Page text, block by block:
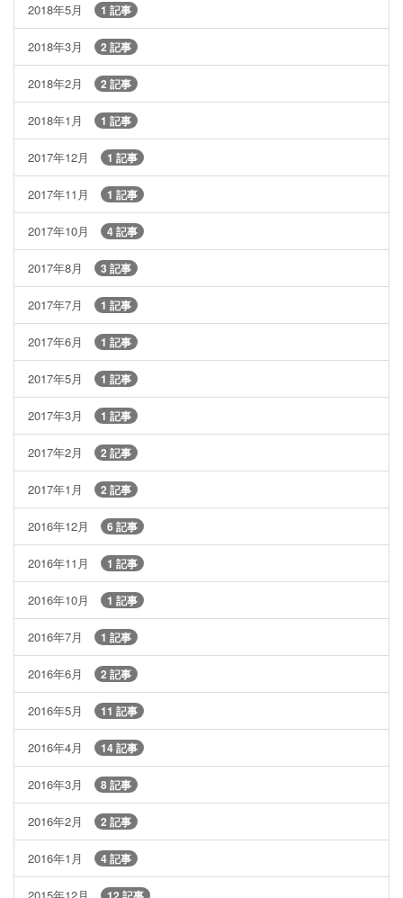
2018年5月 1 記事
2018年3月 2 記事
2018年2月 2 記事
2018年1月 1 記事
2017年12月 1 記事
2017年11月 1 記事
2017年10月 4 記事
2017年8月 3 記事
2017年7月 1 記事
2017年6月 1 記事
2017年5月 1 記事
2017年3月 1 記事
2017年2月 2 記事
2017年1月 2 記事
2016年12月 6 記事
2016年11月 1 記事
2016年10月 1 記事
2016年7月 1 記事
2016年6月 2 記事
2016年5月 11 記事
2016年4月 14 記事
2016年3月 8 記事
2016年2月 2 記事
2016年1月 4 記事
2015年12月